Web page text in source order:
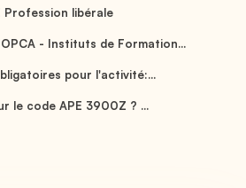
Profession libérale
- Instituts de Formation...
pour l'activité:...
le code APE 3900Z ? ...